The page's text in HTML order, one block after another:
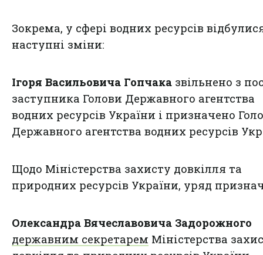
Зокрема, у сфері водних ресурсів
наступні зміни:
Ігоря Васильовича Гопчака звільнено з
заступника Голови Державного агентства
водних ресурсів України і призначено
Державного агентства водних ресурсів
Щодо Міністерства захисту довкілля та
природних ресурсів України, уряд
Олександра Вячеславовича Задорожного
державним секретарем Міністерства